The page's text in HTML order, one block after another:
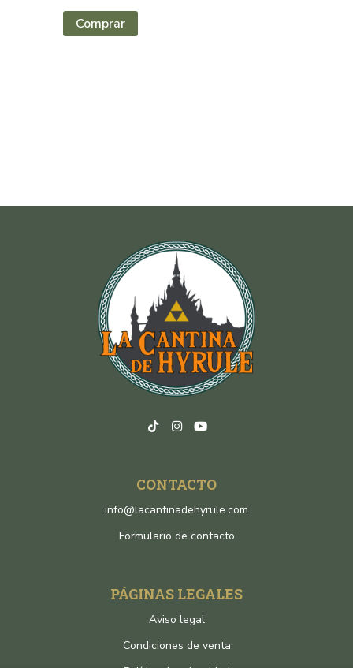
Comprar
CONTACTO
info@lacantinadehyrule.com
Formulario de contacto
PÁGINAS LEGALES
Aviso legal
Condiciones de venta